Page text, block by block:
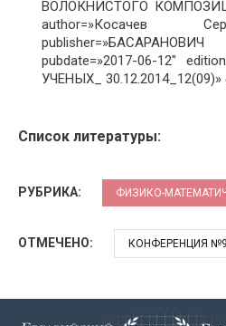
ВОЛОКНИСТОГО
author=»Косачев
pubdate=»2017-06-12″
УЧЕНЫХ_ 30.12.2014_12(09)»
Список литературы:
РУБРИКА: ФИЗИКО-
ОТМЕЧЕНО: КОНФЕРЕНЦИЯ №9